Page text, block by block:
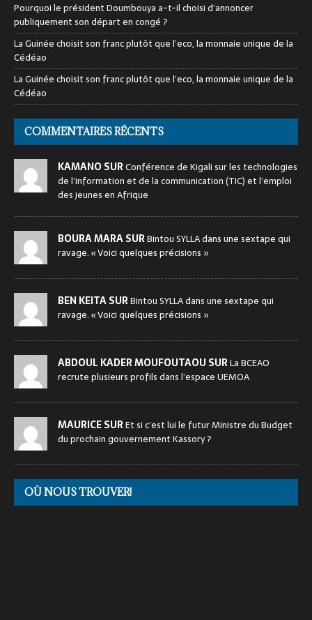
Pourquoi le président Doumbouya a-t-il choisi d’annoncer
publiquement son départ en congé ?
La Guinée choisit son franc plutôt que l’eco, la monnaie unique de la
Cédéao
La Guinée choisit son franc plutôt que l’eco, la monnaie unique de la
Cédéao
COMMENTAIRES RÉCENTS
KAMANO SURConférence de Kigali sur les technologies
de l’information et de la communication (TIC) et l’emploi
des jeunes en Afrique
BOURA MARA SURBintou SYLLA dans une sextape qui
ravage. « Voici quelques précisions »
BEN KEITA SURBintou SYLLA dans une sextape qui
ravage. « Voici quelques précisions »
ABDOUL KADER MOUFOUTAOU SURLa BCEAO
recrute plusieurs profils dans l’espace UEMOA
MAURICE SUREt si c’est lui le futur Ministre du Budget
du prochain gouvernement Kassory ?
OÙ NOUS TROUVER!